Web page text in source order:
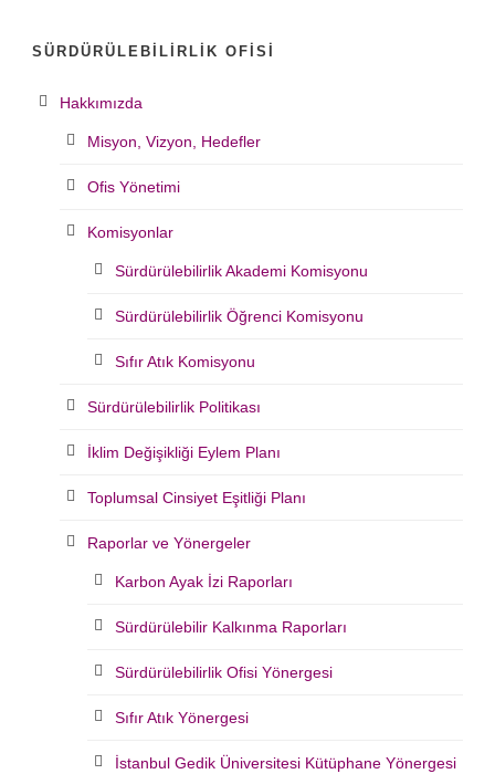
SÜRDÜRÜLEBILIRLIK OFISI
Hakkımızda
Misyon, Vizyon, Hedefler
Ofis Yönetimi
Komisyonlar
Sürdürülebilirlik Akademi Komisyonu
Sürdürülebilirlik Öğrenci Komisyonu
Sıfır Atık Komisyonu
Sürdürülebilirlik Politikası
İklim Değişikliği Eylem Planı
Toplumsal Cinsiyet Eşitliği Planı
Raporlar ve Yönergeler
Karbon Ayak İzi Raporları
Sürdürülebilir Kalkınma Raporları
Sürdürülebilirlik Ofisi Yönergesi
Sıfır Atık Yönergesi
İstanbul Gedik Üniversitesi Kütüphane Yönergesi